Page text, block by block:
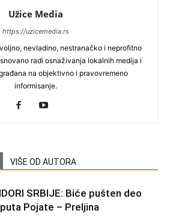
Užice Media
https://uzicemedia.rs
nevladino, nestranačko i neprofitno
radi osnaživanja lokalnih medija i
na objektivno i pravovremeno
informisanje.
VIŠE OD AUTORA
SRBIJE: Biće pušten deo
Pojate – Preljina